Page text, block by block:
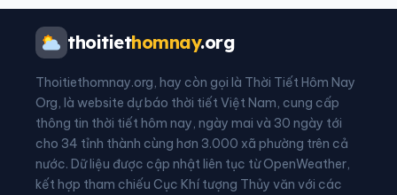
Xã Cổ Đạm
Xã Đông Kinh
Xã Đồng Tiến Xã Đức Đồng
Xã Đức Minh Xã Đức Quang
Xã Đức Thịnh Xã Đức Thọ
thoitiethomnay.org
Thoitiethomnay.org, hay còn gọi là Thời Tiết Hôm Nay
Org, là website dự báo thời tiết Việt Nam, cung cấp
thông tin thời tiết hôm nay, ngày mai và 30 ngày tới
cho 34 tỉnh thành cùng hơn 3.000 xã phường trên cả
nước. Dữ liệu được cập nhật liên tục từ OpenWeather,
kết hợp tham chiếu Cục Khí tượng Thủy văn với các